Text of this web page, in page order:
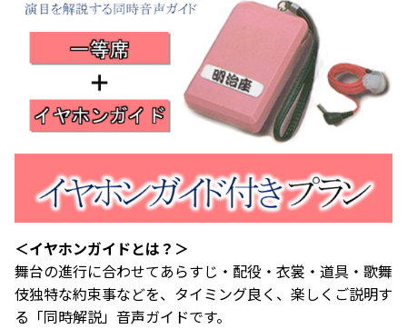
＜イヤホンガイドとは？＞
舞台の進行に合わせてあらすじ・配役・衣裳・道具・歌舞
伎独特な約束事などを、タイミング良く、楽しくご説明す
る「同時解説」音声ガイドです。